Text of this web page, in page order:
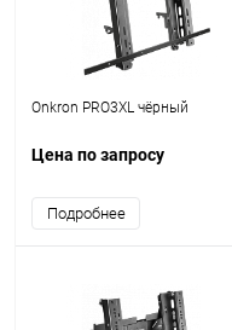
Onkron PRO3XL чёрный
Цена по запросу
Подробнее